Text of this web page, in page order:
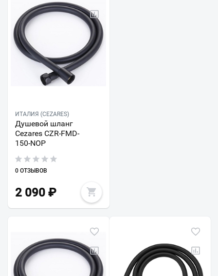
ИТАЛИЯ (CEZARES)
Душевой шланг
Cezares CZR-FMD-
150-NOP
0 ОТЗЫВОВ
2 090 ₽